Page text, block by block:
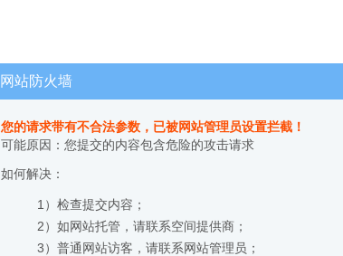
网站防火墙
您的请求带有不合法参数，已被网站管理员设置拦截！
可能原因：您提交的内容包含危险的攻击请求
如何解决：
1）检查提交内容；
2）如网站托管，请联系空间提供商；
3）普通网站访客，请联系网站管理员；